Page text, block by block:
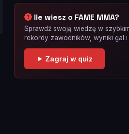
Ile wiesz o FAME MMA?
Sprawdź swoją wiedzę w
rekordy zawodników, wyniki gal
Zagraj w quiz